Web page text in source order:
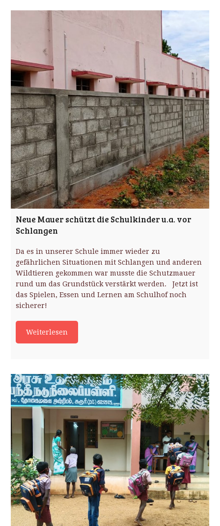
Neue Mauer schützt die Schulkinder u.a. vor
Schlangen
Da es in unserer Schule immer wieder zu
gefährlichen Situationen mit Schlangen und anderen
Wildtieren gekommen war musste die Schutzmauer
rund um das Grundstück verstärkt werden. Jetzt ist
das Spielen, Essen und Lernen am Schulhof noch
sicherer!
Weiterlesen